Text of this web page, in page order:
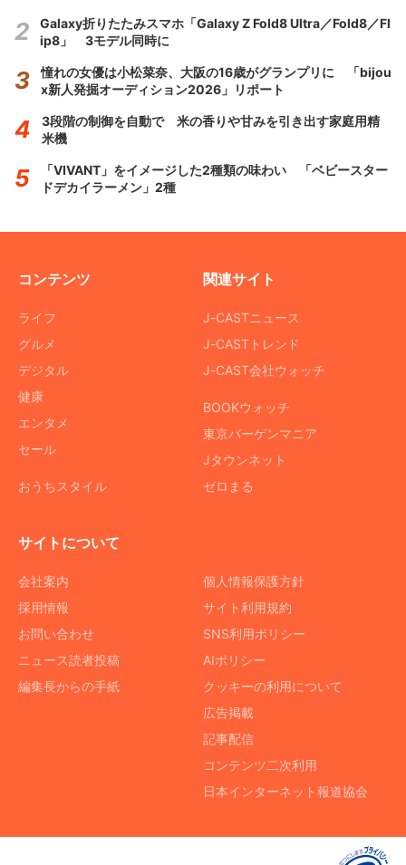
Galaxy折りたたみスマホ「Galaxy Z Fold8 Ultra／Fold8／Fl
ip8」 3モデル同時に
憧れの女優は小松菜奈、大阪の16歳がグランプリに 「bijou
x新人発掘オーディション2026」リポート
3段階の制御を自動で 米の香りや甘みを引き出す家庭用精
米機
「VIVANT」をイメージした2種類の味わい 「ベビースター
ドデカイラーメン」2種
コンテンツ
ライフ
グルメ
デジタル
健康
エンタメ
セール
おうちスタイル
関連サイト
J-CASTニュース
J-CASTトレンド
J-CAST会社ウォッチ
BOOKウォッチ
東京バーゲンマニア
Jタウンネット
ゼロまる
サイトについて
会社案内
採用情報
お問い合わせ
ニュース読者投稿
編集長からの手紙
個人情報保護方針
サイト利用規約
SNS利用ポリシー
AIポリシー
クッキーの利用について
広告掲載
記事配信
コンテンツ二次利用
日本インターネット報道協会